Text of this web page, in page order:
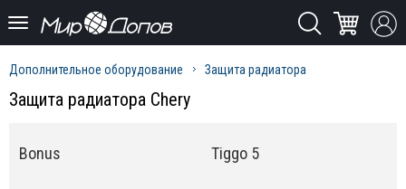
Дополнительное оборудование Защита радиатора
Защита радиатора Chery
Bonus Tiggo 5